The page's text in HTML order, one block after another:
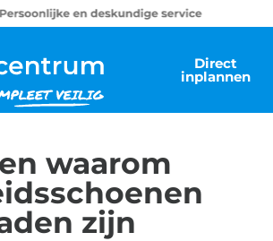
Direct
inplannen
waarom
zijn